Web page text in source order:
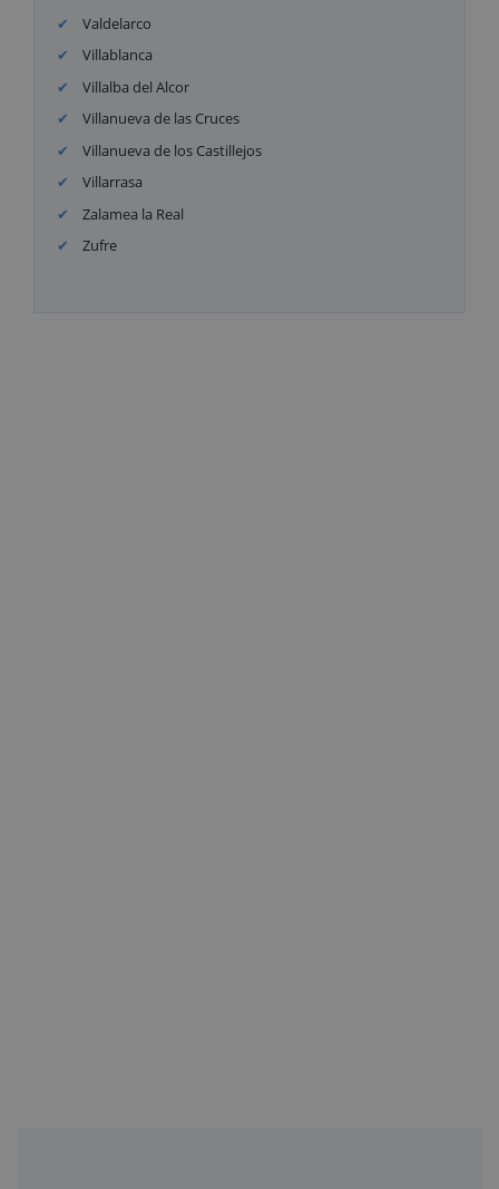
Valdelarco
Villablanca
Villalba del Alcor
Villanueva de las Cruces
Villanueva de los Castillejos
Villarrasa
Zalamea la Real
Zufre